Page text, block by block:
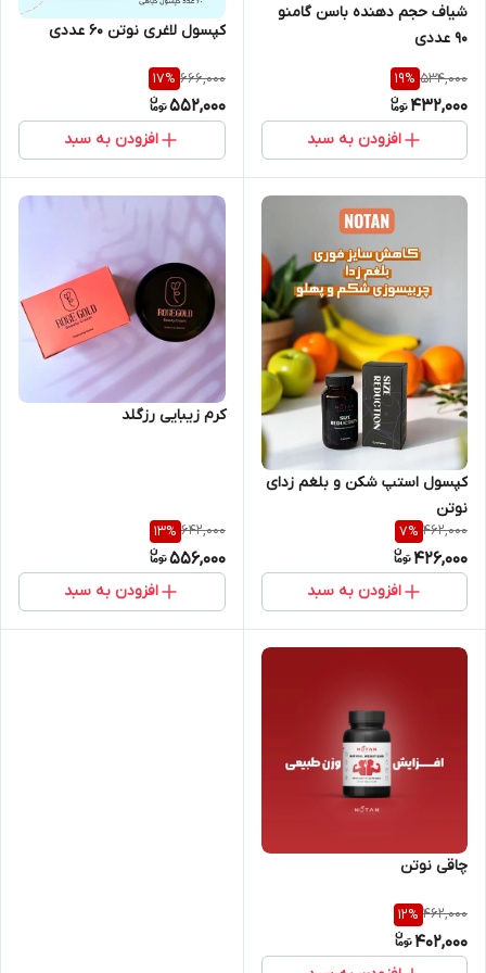
شیاف حجم دهنده باسن گامنو
۹۰ عددی
534,000
19%
432,000
افزودن به سبد
کپسول لاغری نوتن ۶۰ عددی
666,000
17%
552,000
افزودن به سبد
کپسول استپ شکن و بلغم زدای
نوتن
462,000
7%
426,000
افزودن به سبد
کرم زیبایی رزگلد
642,000
13%
556,000
افزودن به سبد
چاقی نوتن
462,000
12%
402,000